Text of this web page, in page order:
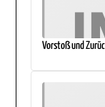
Vorstoß und